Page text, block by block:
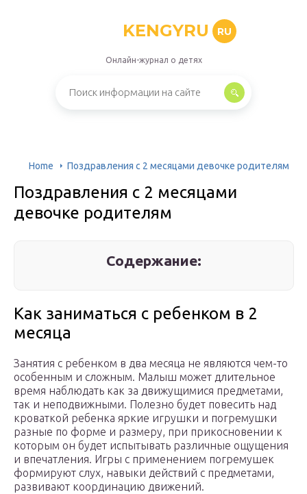
KENGYRU RU
Онлайн-журнал о детях
Home Поздравления с 2 месяцами девочке родителям
Поздравления с 2 месяцами
девочке родителям
Содержание:
Как заниматься с ребенком в 2
месяца
Занятия с ребенком в два месяца не являются чем-то
особенным и сложным. Малыш может длительное
время наблюдать как за движущимися предметами,
так и неподвижными. Полезно будет повесить над
кроваткой ребенка яркие игрушки и погремушки
разные по форме и размеру, при прикосновении к
которым он будет испытывать различные ощущения
и впечатления. Игры с применением погремушек
формируют слух, навыки действий с предметами,
развивают координацию движений.